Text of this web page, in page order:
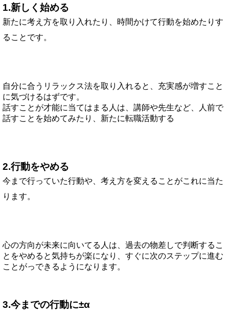
1.新しく始める
新たに考え方を取り入れたり、時間かけて行動を始めたりす
ることです。
自分に合うリラックス法を取り入れると、充実感が増すこと
に気づけるはずです。
話すことが才能に当てはまる人は、講師や先生など、人前で
話すことを始めてみたり、新たに転職活動する
2.行動をやめる
今まで行っていた行動や、考え方を変えることがこれに当た
ります。
心の方向が未来に向いてる人は、過去の物差しで判断するこ
とをやめると気持ちが楽になり、すぐに次のステップに進む
ことがっできるようになります。
3.今までの行動に±α